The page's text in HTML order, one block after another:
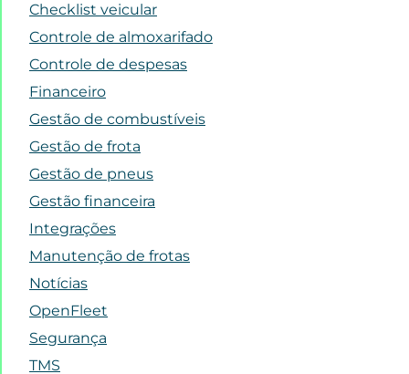
Checklist veicular
Controle de almoxarifado
Controle de despesas
Financeiro
Gestão de combustíveis
Gestão de frota
Gestão de pneus
Gestão financeira
Integrações
Manutenção de frotas
Notícias
OpenFleet
Segurança
TMS